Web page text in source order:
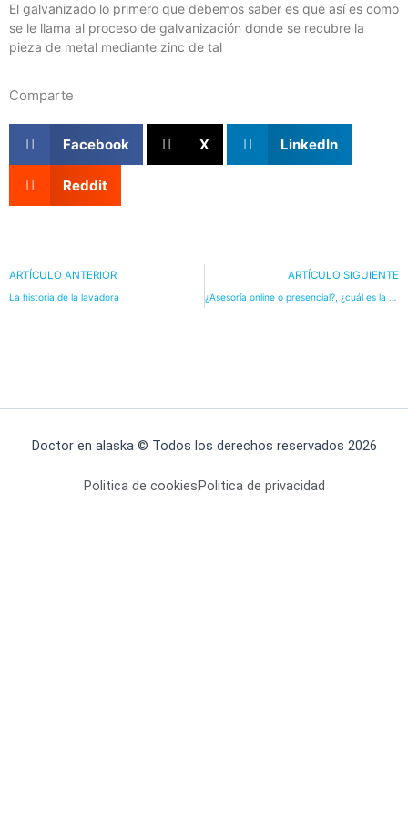
El galvanizado lo primero que debemos saber es que así es como
se le llama al proceso de galvanización donde se recubre la
pieza de metal mediante zinc de tal
Comparte
Facebook X LinkedIn
Reddit
ARTÍCULO ANTERIOR
La historia de la lavadora
ARTÍCULO SIGUIENTE
¿Asesoría online o presencial?, ¿cuál es la mejor opción?
Doctor en alaska © Todos los derechos reservados 2026
Politica de cookiesPolitica de privacidad